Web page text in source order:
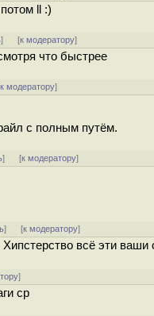
ll :)
] [к модератору]
что быстрее
к модератору]
с полным путём.
] [к модератору]
] [к модератору]
всё эти
]
cp